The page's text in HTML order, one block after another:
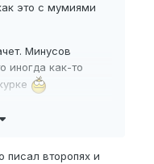
это с мумиями
Минусов
иногда как-то
писал второпях и